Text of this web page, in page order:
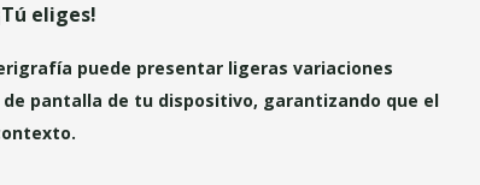
eliges!
puede presentar ligeras variaciones
pantalla de tu dispositivo, garantizando que el